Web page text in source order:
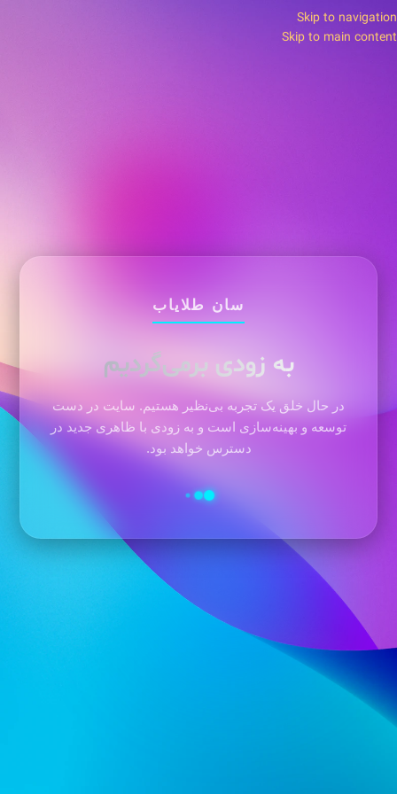
Skip to navigation
Skip to main content
سان طلایاب
به زودی برمی‌گردیم
در حال خلق یک تجربه بی‌نظیر هستیم. سایت در دست
توسعه و بهینه‌سازی است و به زودی با ظاهری جدید در
دسترس خواهد بود.